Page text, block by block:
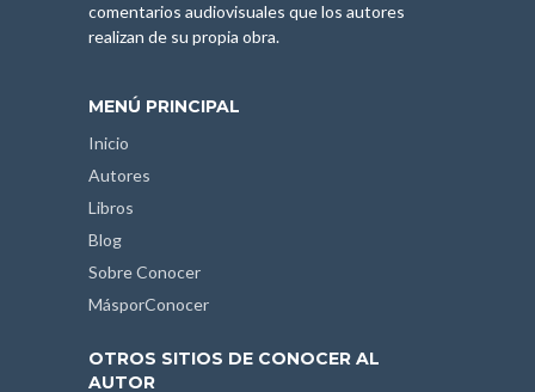
comentarios audiovisuales que los autores
realizan de su propia obra.
MENÚ PRINCIPAL
Inicio
Autores
Libros
Blog
Sobre Conocer
MásporConocer
OTROS SITIOS DE CONOCER AL
AUTOR